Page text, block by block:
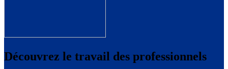
Découvrez le travail des professionnels